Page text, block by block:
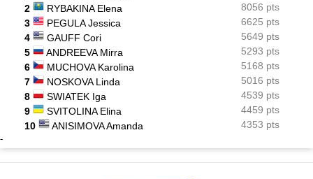
2
RYBAKINA Elena
8056 pts
3
PEGULA Jessica
6625 pts
4
GAUFF Cori
5649 pts
5
ANDREEVA Mirra
5293 pts
6
MUCHOVA Karolina
5168 pts
7
NOSKOVA Linda
5016 pts
8
SWIATEK Iga
4539 pts
9
SVITOLINA Elina
4459 pts
10
ANISIMOVA Amanda 4353 pts
-